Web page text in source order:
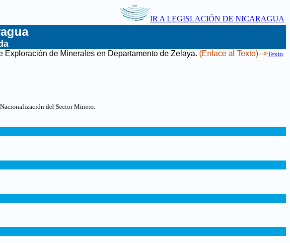
IR A LEGISLACIÓN DE NICARAGUA
de Minerales en Departamento de Zelaya. (Enlace al Texto)-->Texto
del Sector Minero.